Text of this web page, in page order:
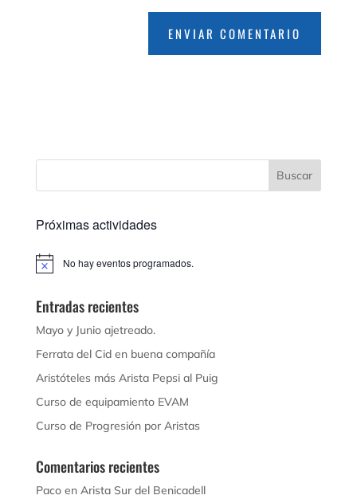
Próximas actividades
Aviso No hay eventos programados.
Entradas recientes
Mayo y Junio ajetreado.
Ferrata del Cid en buena compañía
Aristóteles más Arista Pepsi al Puig
Curso de equipamiento EVAM
Curso de Progresión por Aristas
Comentarios recientes
Pacoen Arista Sur del Benicadell